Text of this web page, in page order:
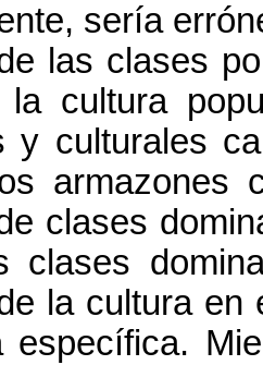
sería
las clases
cultura
y culturales
armazones
clases
clases
la cultura
específica.